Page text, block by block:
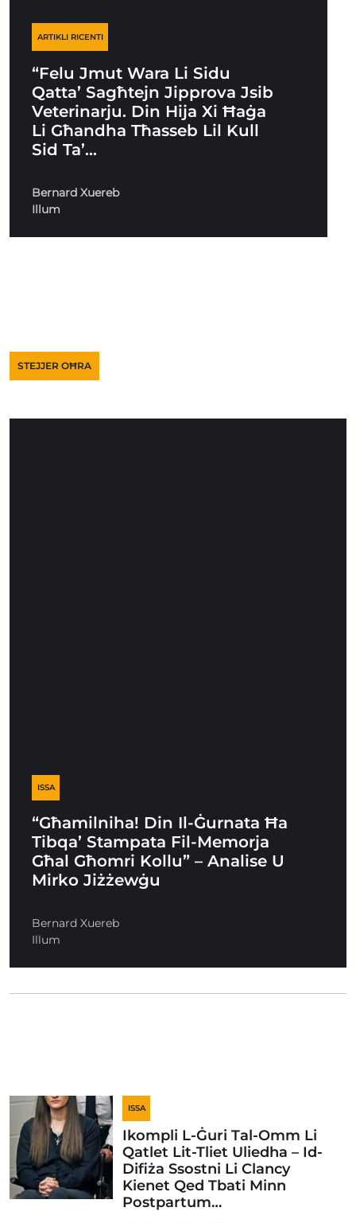
ARTIKLI RICENTI
“Felu Jmut Wara Li Sidu
Qatta’ Sagħtejn Jipprova Jsib
Veterinarju. Din Hija Xi Ħaġa
Li Għandha Tħasseb Lil Kull
Sid Ta’…
Bernard Xuereb
Illum
STEJJER OĦRA
ISSA
“Għamilniha! Din Il-Ġurnata Ħa
Tibqa’ Stampata Fil-Memorja
Għal Għomri Kollu” – Analise U
Mirko Jiżżewġu
Bernard Xuereb
Illum
ISSA
Ikompli L-Ġuri Tal-Omm Li
Qatlet Lit-Tliet Uliedha – Id-
Difiża Ssostni Li Clancy
Kienet Qed Tbati Minn
Postpartum…